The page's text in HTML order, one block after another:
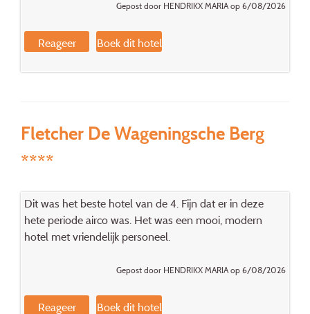
Gepost door HENDRIKX MARIA op 6/08/2026
Reageer Boek dit hotel
Fletcher De Wageningsche Berg
****
Dit was het beste hotel van de 4. Fijn dat er in deze
hete periode airco was. Het was een mooi, modern
hotel met vriendelijk personeel.
Gepost door HENDRIKX MARIA op 6/08/2026
Reageer Boek dit hotel